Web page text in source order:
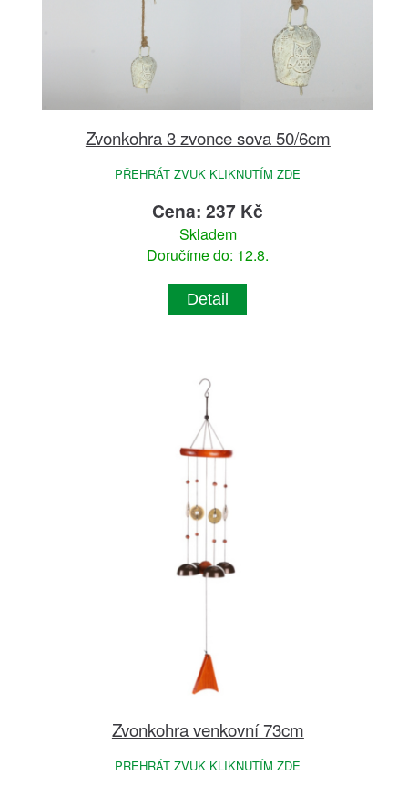
Zvonkohra 3 zvonce sova 50/6cm
PŘEHRÁT ZVUK KLIKNUTÍM ZDE
Cena: 237 Kč
Skladem
Doručíme do: 12.8.
Detail
Zvonkohra venkovní 73cm
PŘEHRÁT ZVUK KLIKNUTÍM ZDE